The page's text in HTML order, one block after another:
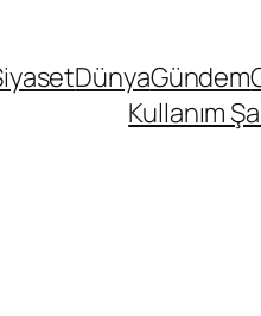
DünyaGündem
Kullanım